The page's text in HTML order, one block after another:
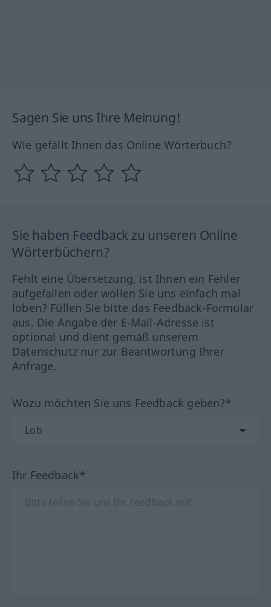
Sagen Sie uns Ihre Meinung!
Wie gefällt Ihnen das Online Wörterbuch?
Sie haben Feedback zu unseren Online
Wörterbüchern?
Fehlt eine Übersetzung, ist Ihnen ein Fehler
aufgefallen oder wollen Sie uns einfach mal
loben? Füllen Sie bitte das Feedback-Formular
aus. Die Angabe der E-Mail-Adresse ist
optional und dient gemäß unserem
Datenschutz nur zur Beantwortung Ihrer
Anfrage.
Wozu möchten Sie uns Feedback geben?*
Ihr Feedback*